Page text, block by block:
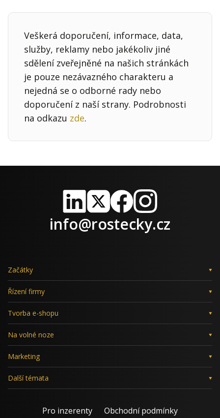
Veškerá doporučení, informace, data,
služby, reklamy nebo jakékoliv jiné
sdělení zveřejněné na našich stránkách
je pouze nezávazného charakteru a
nejedná se o odborné rady nebo
doporučení z naší strany. Podrobnosti
na odkazu zde.
LinkedIn
X FacebookInstagram
info@rostecky.cz
Začátky
Řízení firmy
Tvorba e-shopu
Na volné noze
Marketing
Další témata
Pro inzerenty Obchodní podmínky